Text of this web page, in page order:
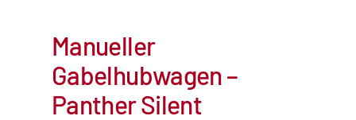
Manueller
Gabelhubwagen –
Panther Silent